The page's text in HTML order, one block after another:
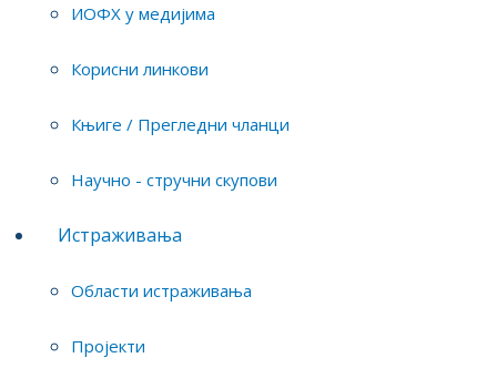
ИОФХ у медијима
Корисни линкови
Књиге / Прегледни чланци
Научно - стручни скупови
Истраживања
Области истраживања
Пројекти
наноматеријал: од структуре и
биомедицинских примена
сарадникИТНМС